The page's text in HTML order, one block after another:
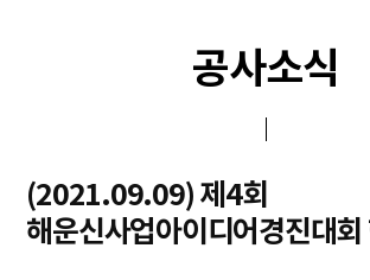
공사소식
(2021.09.09) 제4회
해운신사업아이디어경진대